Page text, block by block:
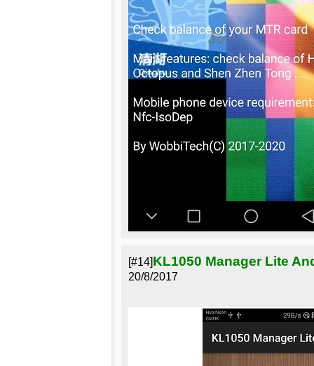
[#14]KL1050 Manager Lite
20/8/2017